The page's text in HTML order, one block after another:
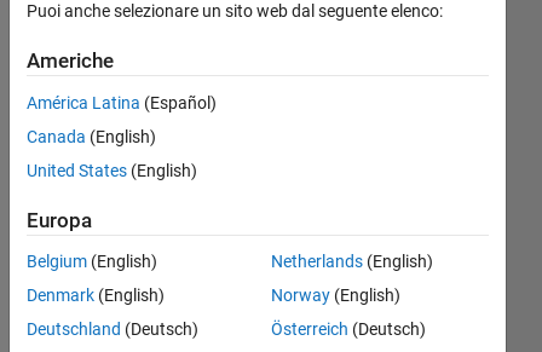
pendulum
simulation
in
MATLAB.
Bowman
11 Feb
2020
1
Risposta
Puoi anche selezionare un sito web dal seguente elenco:
Americhe
América Latina (Español)
Canada (English)
United States (English)
Europa
Belgium (English)
Denmark (English)
Deutschland (Deutsch)
Netherlands(English)
Norway(English)
Österreich (Deutsch)